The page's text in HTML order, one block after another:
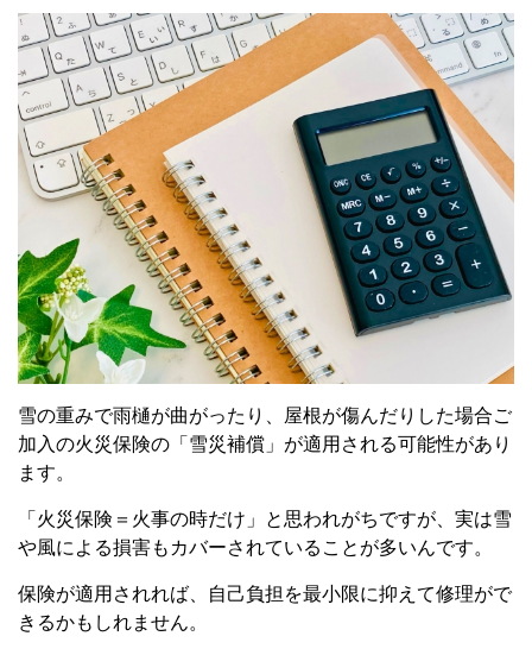
雪の重みで雨樋が曲がったり、屋根が傷んだりした場合ご
加入の火災保険の「雪災補償」が適用される可能性があり
ます。
「火災保険＝火事の時だけ」と思われがちですが、実は雪
や風による損害もカバーされていることが多いんです。
保険が適用されれば、自己負担を最小限に抑えて修理がで
きるかもしれません。